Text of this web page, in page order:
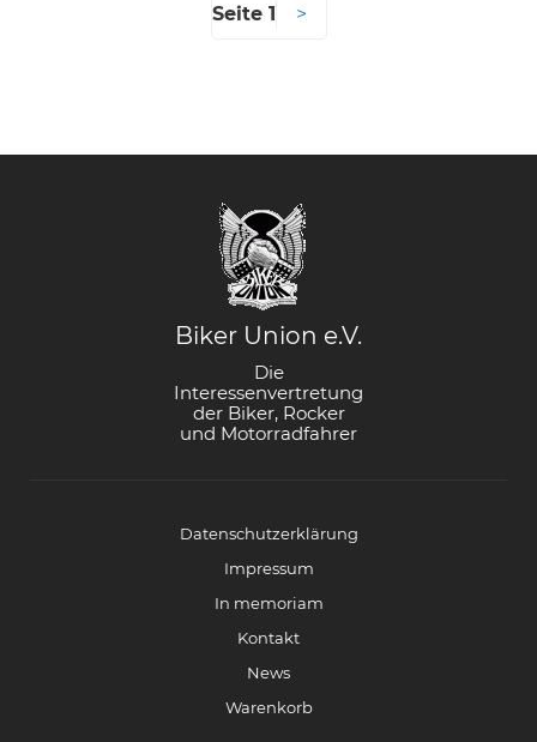
Seitennummerierung
Seite 1
Biker Union e.V.
Die
Interessenvertretung
der Biker, Rocker
und Motorradfahrer
Datenschutzerklärung
Impressum
In memoriam
Kontakt
News
Warenkorb